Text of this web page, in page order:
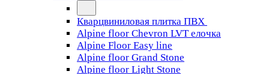
Кварцвиниловая плитка ПВХ
Alpine floor Chevron LVT елочка
Alpine Floor Easy line
Alpine floor Grand Stone
Alpine floor Light Stone